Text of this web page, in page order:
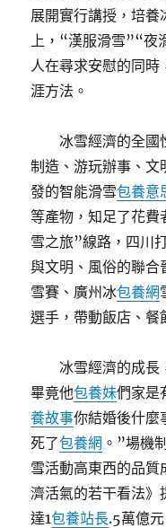
展開實行講授，培
上，“漢服滑雪”“夜
人在尋求安慰的同時
涯方法。
冰雪經濟的全國
制造、游玩辦事、文
發的智能滑雪包養意
等產物，知足了花
雪之旅”線路，四川
與文明、風俗的聯合
雪賽、廣州冰包養網
選手，帶動飯店、餐
冰雪經濟的成長
畢竟他包養妹們家是
養故事你結婚後什麼
死了包養網 。”場機
雪活動高東西的品質
濟活氣的若干看法
達1包養站長.5萬億